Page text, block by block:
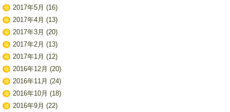
2017年5月 (16)
2017年4月 (13)
2017年3月 (20)
2017年2月 (13)
2017年1月 (12)
2016年12月 (20)
2016年11月 (24)
2016年10月 (18)
2016年9月 (22)